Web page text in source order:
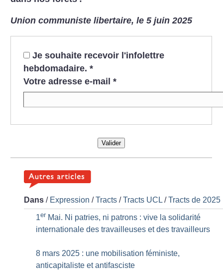
Union communiste libertaire, le 5 juin 2025
Je souhaite recevoir l'infolettre
hebdomadaire. *
Votre adresse e-mail *
Valider
Dans / Expression /Tracts /Tracts UCL /Tracts de 2025
1er Mai. Ni patries, ni patrons : vive la solidarité
internationale des travailleuses et des travailleurs
8 mars 2025 : une mobilisation féministe,
anticapitaliste et antifasciste